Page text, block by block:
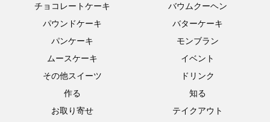
チョコレートケーキ
バウムクーヘン
パウンドケーキ
バターケーキ
パンケーキ
モンブラン
ムースケーキ
イベント
その他スイーツ
ドリンク
作る
知る
お取り寄せ
テイクアウト